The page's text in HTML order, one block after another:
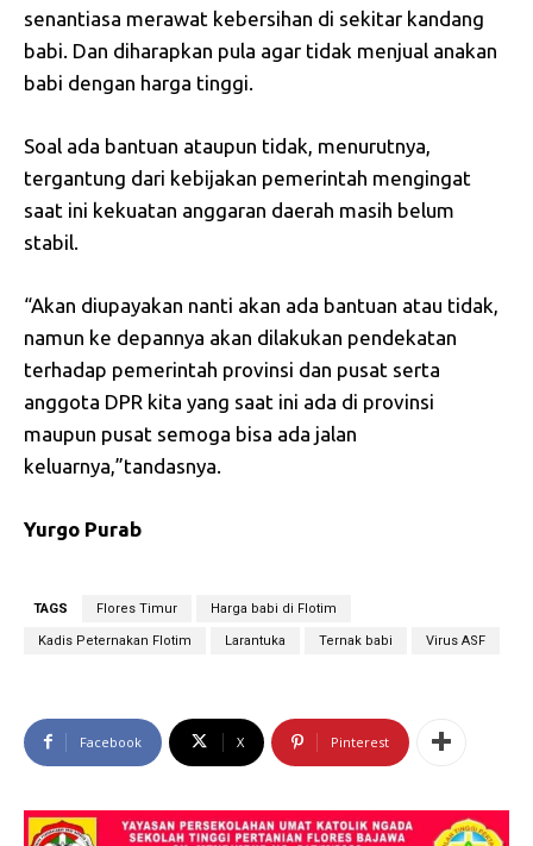
senantiasa merawat kebersihan di sekitar kandang
babi. Dan diharapkan pula agar tidak menjual anakan
babi dengan harga tinggi.
Soal ada bantuan ataupun tidak, menurutnya,
tergantung dari kebijakan pemerintah mengingat
saat ini kekuatan anggaran daerah masih belum
stabil.
“Akan diupayakan nanti akan ada bantuan atau tidak,
namun ke depannya akan dilakukan pendekatan
terhadap pemerintah provinsi dan pusat serta
anggota DPR kita yang saat ini ada di provinsi
maupun pusat semoga bisa ada jalan
keluarnya,”tandasnya.
Yurgo Purab
TAGS Flores Timur Harga babi di Flotim
Kadis Peternakan Flotim Larantuka Ternak babi Virus ASF
Facebook X Pinterest